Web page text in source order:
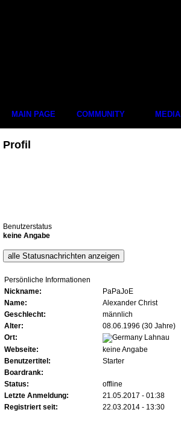
MAIN PAGE COMMUNITY MEDIA
Profil
Benutzerstatus
keine Angabe
Persönliche Informationen
Nickname:
PaPaJoE
Name:
Alexander Christ
Geschlecht:
männlich
Alter:
08.06.1996 (30 Jahre)
Ort:
Lahnau
Webseite:
keine Angabe
Benutzertitel:
Starter
Boardrank:
Status:
offline
Letzte Anmeldung:
21.05.2017 - 01:38
Registriert seit:
22.03.2014 - 13:30